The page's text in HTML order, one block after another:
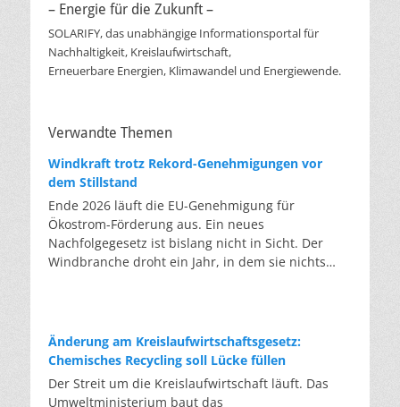
– Energie für die Zukunft –
SOLARIFY, das unabhängige Informationsportal für
Nachhaltigkeit, Kreislaufwirtschaft,
Erneuerbare Energien, Klimawandel und Energiewende.
Verwandte Themen
Windkraft trotz Rekord-Genehmigungen vor
dem Stillstand
Ende 2026 läuft die EU-Genehmigung für
Ökostrom-Förderung aus. Ein neues
Nachfolgegesetz ist bislang nicht in Sicht. Der
Windbranche droht ein Jahr, in dem sie nichts
die Verfahren laufen heute deutlich schneller. Die
Halbjahresbilanz der Branche bestätigt dieses
Muster: So viele Windräder wie nie zuvor wurden
genehmigt, doch im ersten Halbjahr gingen netto
Änderung am Kreislaufwirtschaftsgesetz:
Chemisches Recycling soll Lücke füllen
Der Streit um die Kreislaufwirtschaft läuft. Das
Umweltministerium baut das